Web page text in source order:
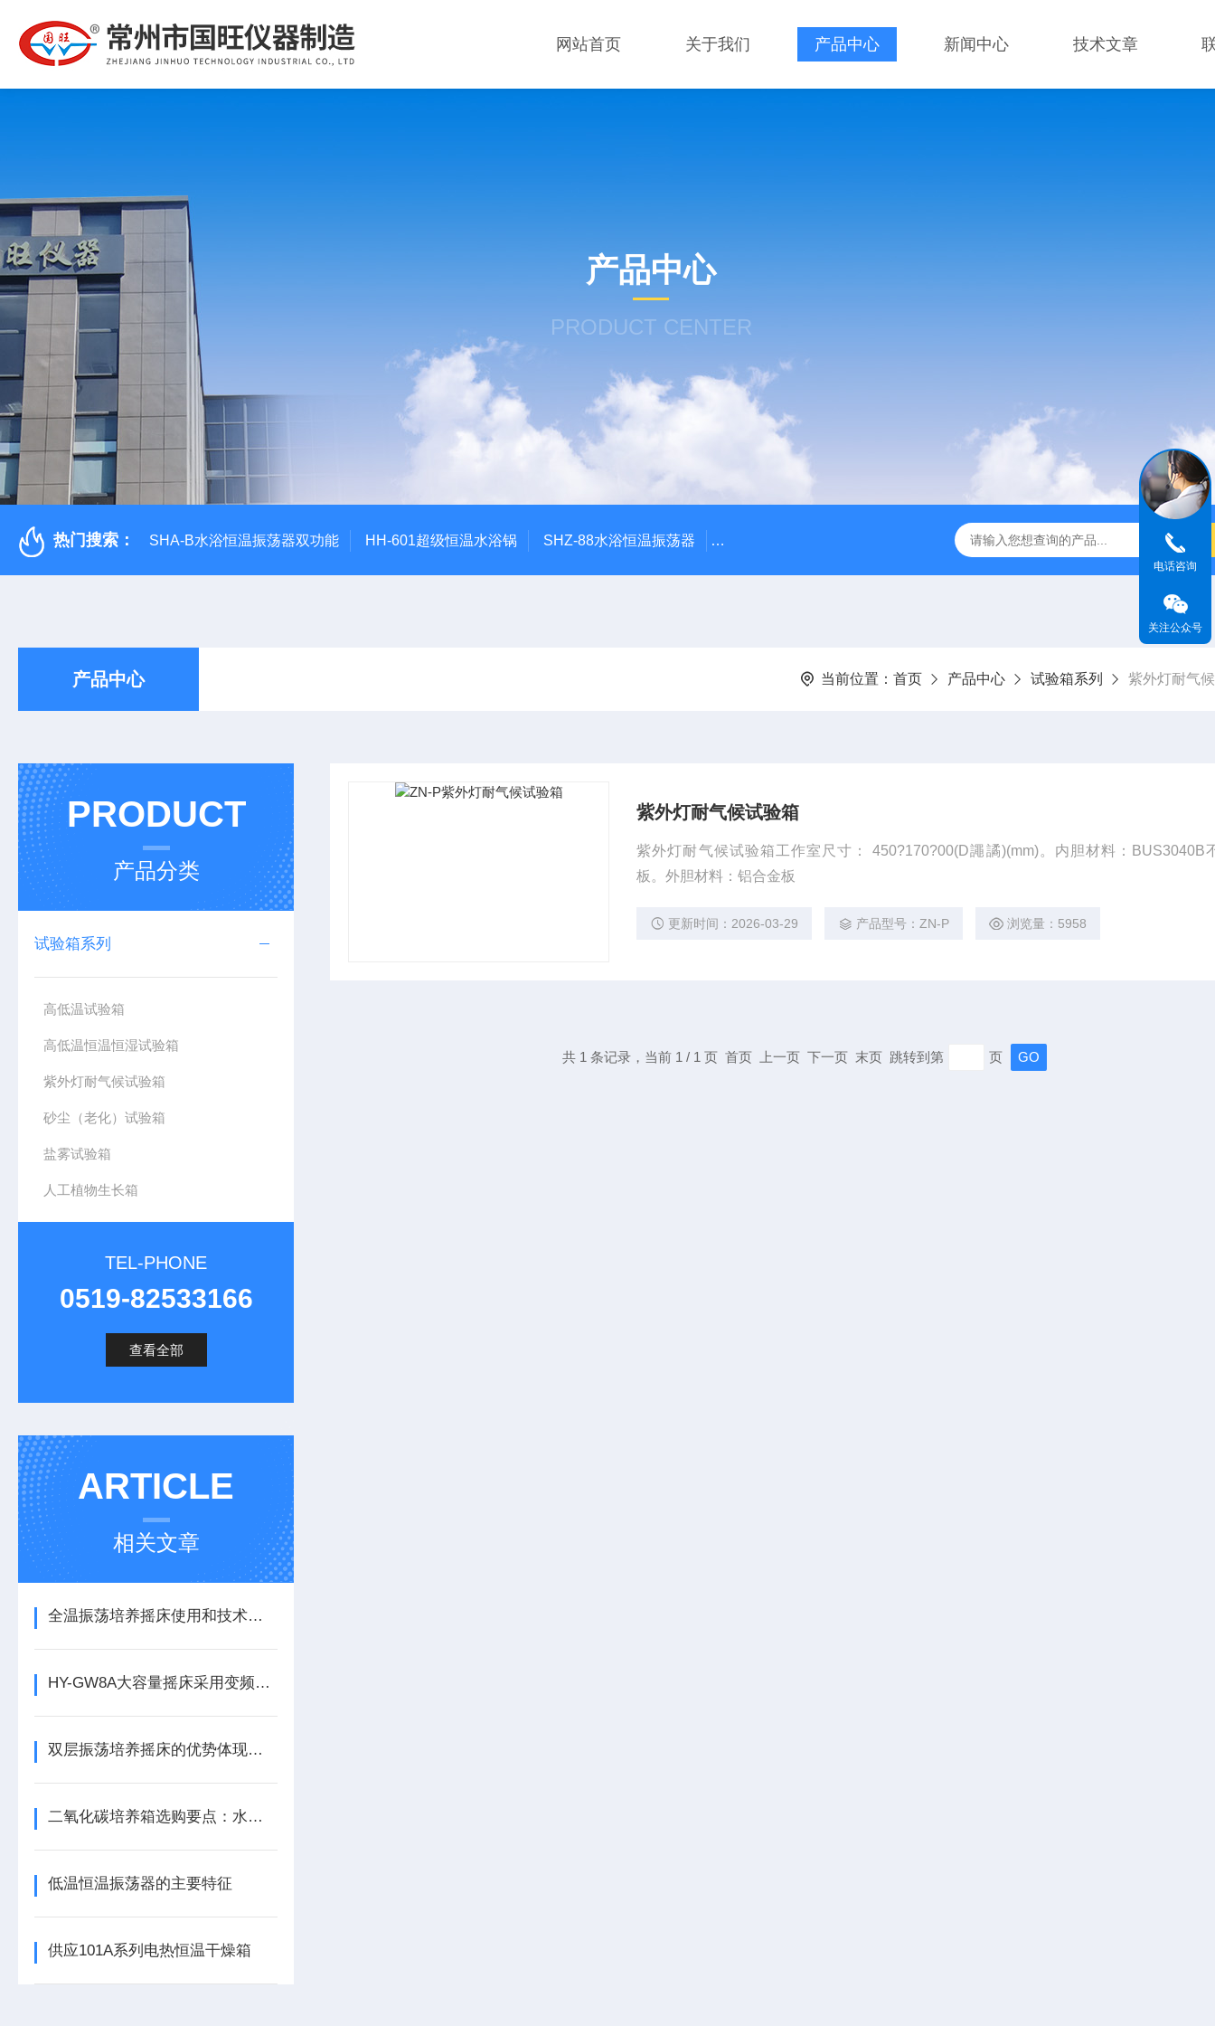
网站首页 关于我们 产品中心 新闻中心 技术文章
产品中心
PRODUCT CENTER
热门搜索： SHA-B水浴恒温振荡器双功能 HH-601超级恒温水浴锅 SHZ-88水浴恒温振荡器 HZQ-2水浴全温振荡器 THZ-82A气浴恒温振荡器价格 GW-1102双层
产品中心 当前位置： 首页 产品中心 试验箱系列 紫外灯耐气
PRODUCT
产品分类
试验箱系列
高低温试验箱
高低温恒温恒湿试验箱
紫外灯耐气候试验箱
砂尘（老化）试验箱
盐雾试验箱
人工植物生长箱
TEL-PHONE
0519-82533166
查看全部
ARTICLE
相关文章
全温振荡培养摇床使用和技术特点
HY-GW8A大容量摇床采用变频电机性能更加*！
双层振荡培养摇床的优势体现在哪些方面？
二氧化碳培养箱选购要点：水套式与气套式区别、精度与防污染对比分析
低温恒温振荡器的主要特征
供应101A系列电热恒温干燥箱
紫外灯耐气候试验箱
紫外灯耐气候试验箱工作室尺寸： 450?170?00(D譝譎)(mm)。内胆材料：BUS3040B
板。外胆材料：铝合金板
更新时间：2026-03-29 产品型号：ZN-P 浏览量：5958
共 1 条记录，当前 1 / 1 页 首页 上一页 下一页 末页 跳转到第 页
电话咨询
关注公众号